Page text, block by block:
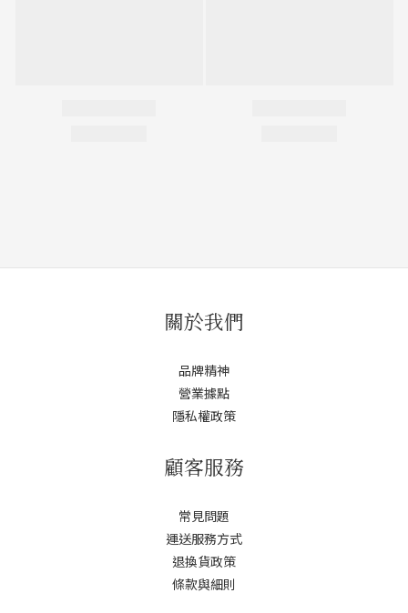
關於我們
品牌精神
營業據點
隱私權政策
顧客服務
常見問題
運送服務方式
退換貨政策
條款與細則